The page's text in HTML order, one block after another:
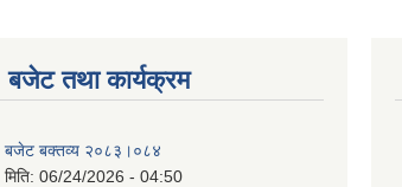
बजेट तथा कार्यक्रम
बजेट बक्तव्य २०८३।०८४
मिति: 06/24/2026 - 04:50